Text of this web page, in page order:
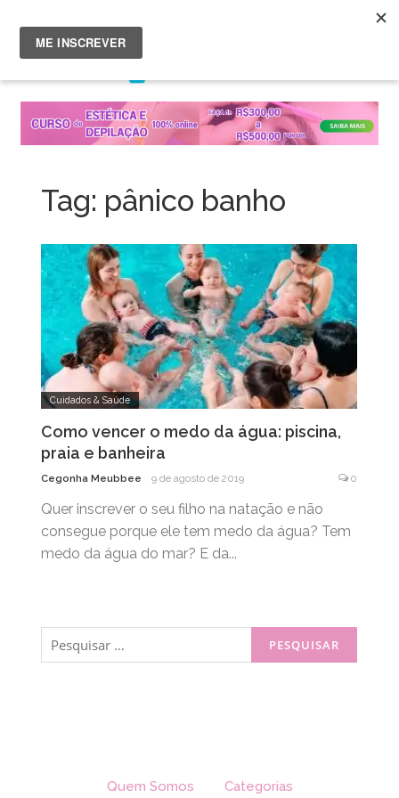
Tag: pânico banho
Cuidados & Saúde
Como vencer o medo da água: piscina,
praia e banheira
Cegonha Meubbee 9 de agosto de 2019 0
Quer inscrever o seu filho na natação e não
consegue porque ele tem medo da água? Tem
medo da água do mar? E da...
Pesquisar
por:
Quem Somos Categorias